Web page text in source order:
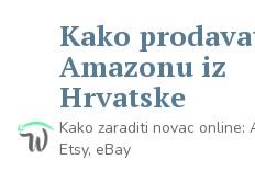
Kako
Amazonu iz
Hrvatske
Kako zaraditi novac online:
Etsy, eBay